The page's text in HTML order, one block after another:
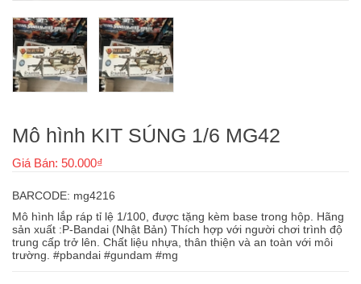
Mô hình KIT SÚNG 1/6 MG42
Giá Bán: 50.000₫
BARCODE: mg4216
Mô hình lắp ráp tỉ lệ 1/100, được tặng kèm base trong hộp. Hãng
sản xuất :P-Bandai (Nhật Bản) Thích hợp với người chơi trình độ
trung cấp trở lên. Chất liệu nhựa, thân thiện và an toàn với môi
trường. #pbandai #gundam #mg